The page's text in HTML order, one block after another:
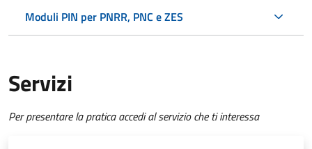
Moduli PIN per PNRR, PNC e ZES
Servizi
Per presentare la pratica accedi al servizio che ti interessa